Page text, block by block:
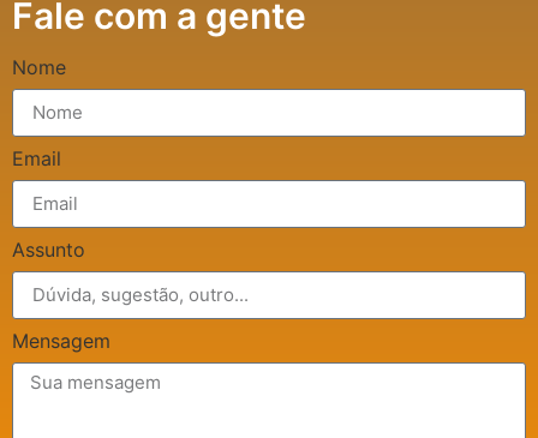
Fale com a gente
Nome
Email
Assunto
Mensagem